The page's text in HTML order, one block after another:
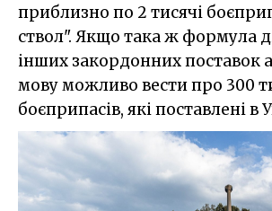
приблизно по 2 тисячі
ствол". Якщо така ж формула
інших закордонних поставок
мову можливо вести про 300
боєприпасів, які поставлені в